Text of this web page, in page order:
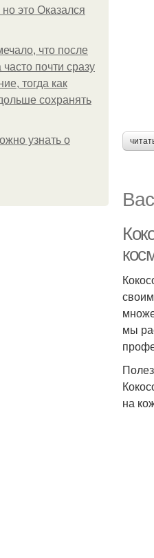
это Оказался
что после
почти сразу
тогда как
сохранять
узнать о
мы
на